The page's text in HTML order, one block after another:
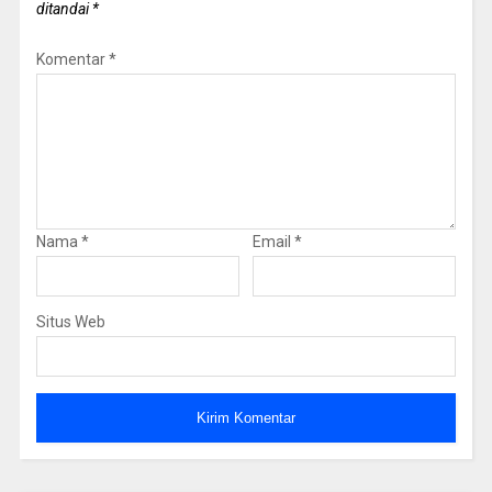
ditandai*
Komentar*
Nama * Email *
Situs Web